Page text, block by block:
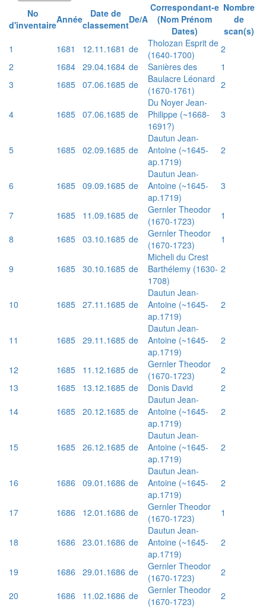
No
d'inventaireAnnée
Date de
classementDe/A
Correspondant-e
(Nom Prénom
Dates)
Nombre
de
scan(s)
1
1681 12.11.1681 de
Tholozan Esprit de
(1640-1700)
2
2
1684 29.04.1684 de Sanières des
1
3
1685 07.06.1685 de
Baulacre Léonard
(1670-1761)
2
4 1685 07.06.1685 de
Du Noyer Jean-
Philippe (~1668-
1691?)
3
5 1685 02.09.1685 de
Dautun Jean-
Antoine (~1645-
ap.1719)
2
6 1685 09.09.1685 de
Dautun Jean-
Antoine (~1645-
ap.1719)
3
7 1685 11.09.1685 de
Gernler Theodor
(1670-1723)
1
8
1685 03.10.1685 de
Gernler Theodor
(1670-1723)
1
9 1685 30.10.1685 de
Micheli du Crest
Barthélemy (1630-
1708)
2
10 1685 27.11.1685 de
Dautun Jean-
Antoine (~1645-
ap.1719)
2
11 1685 29.11.1685 de
Dautun Jean-
Antoine (~1645-
ap.1719)
2
12 1685 11.12.1685 de
Gernler Theodor
(1670-1723)
2
13
1685 13.12.1685 de Donis David
2
14
1685 20.12.1685 de
Dautun Jean-
Antoine (~1645-
ap.1719)
2
15 1685 26.12.1685 de
Dautun Jean-
Antoine (~1645-
ap.1719)
2
16 1686 09.01.1686 de
Dautun Jean-
Antoine (~1645-
ap.1719)
2
17 1686 12.01.1686 de
Gernler Theodor
(1670-1723)
1
18 1686 23.01.1686 de
Dautun Jean-
Antoine (~1645-
ap.1719)
2
19 1686 29.01.1686 de
Gernler Theodor
(1670-1723)
2
20
1686 11.02.1686 de
Gernler Theodor
(1670-1723)
2